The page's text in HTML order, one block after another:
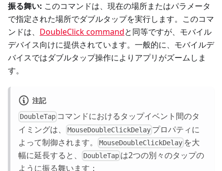
振る舞い: このコマンドは、現在の場所またはパラメータ
で指定された場所でダブルタップを実行します。このコマ
ンドは、 DoubleClick commandと同等ですが、モバイル
デバイス向けに提供されています。一般的に、モバイルデ
バイスではダブルタップ操作によりアプリがズームしま
す。
注記
DoubleTap コマンドにおけるタップイベント間のタ
イミングは、
MouseDoubleClickDelay プロパティに
よって制御されます。
MouseDoubleClickDelay を大
幅に延長すると、
DoubleTap は2つの別々のタップの
ように振る舞います：